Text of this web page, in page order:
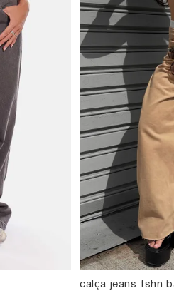
calça jeans fshn